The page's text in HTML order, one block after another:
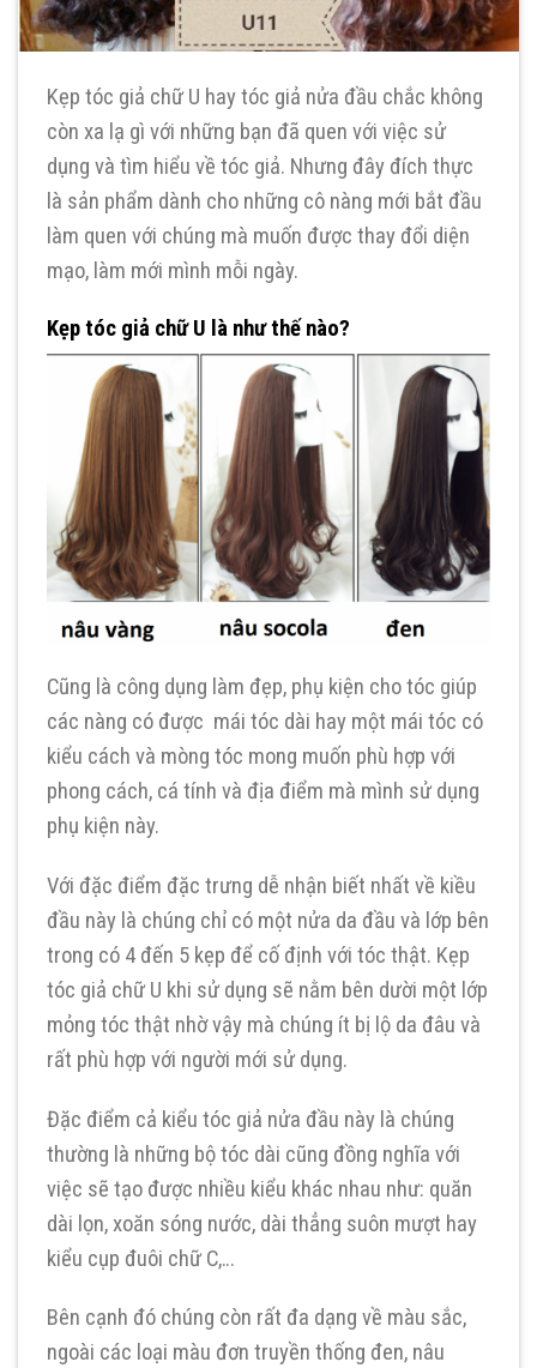
Kẹp tóc giả chữ U hay tóc giả nửa đầu chắc không
còn xa lạ gì với những bạn đã quen với việc sử
dụng và tìm hiểu về tóc giả. Nhưng đây đích thực
là sản phẩm dành cho những cô nàng mới bắt đầu
làm quen với chúng mà muốn được thay đổi diện
mạo, làm mới mình mỗi ngày.
Kẹp tóc giả chữ U là như thế nào?
Cũng là công dụng làm đẹp, phụ kiện cho tóc giúp
các nàng có được mái tóc dài hay một mái tóc có
kiểu cách và mòng tóc mong muốn phù hợp với
phong cách, cá tính và địa điểm mà mình sử dụng
phụ kiện này.
Với đặc điểm đặc trưng dễ nhận biết nhất về kiều
đầu này là chúng chỉ có một nửa da đầu và lớp bên
trong có 4 đến 5 kẹp để cố định với tóc thật. Kẹp
tóc giả chữ U khi sử dụng sẽ nằm bên dười một lớp
mỏng tóc thật nhờ vậy mà chúng ít bị lộ da đâu và
rất phù hợp với người mới sử dụng.
Đặc điểm cả kiểu tóc giả nửa đầu này là chúng
thường là những bộ tóc dài cũng đồng nghĩa với
việc sẽ tạo được nhiều kiểu khác nhau như: quăn
dài lọn, xoăn sóng nước, dài thẳng suôn mượt hay
kiểu cụp đuôi chữ C,…
Bên cạnh đó chúng còn rất đa dạng về màu sắc,
ngoài các loại màu đơn truyền thống đen, nâu